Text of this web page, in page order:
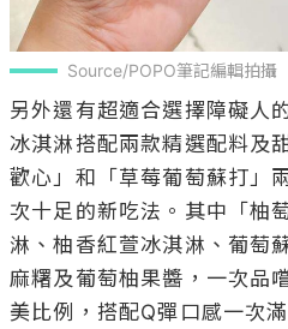
Source/POPO筆記編輯拍攝
另外還有超適合選擇障礙人
冰淇淋搭配兩款精選配料及
歡心」和「草莓葡萄蘇打」
次十足的新吃法。其中「柚
淋、柚香紅萱冰淇淋、葡萄
麻糬及葡萄柚果醬，一次品
美比例，搭配Q彈口感一次滿